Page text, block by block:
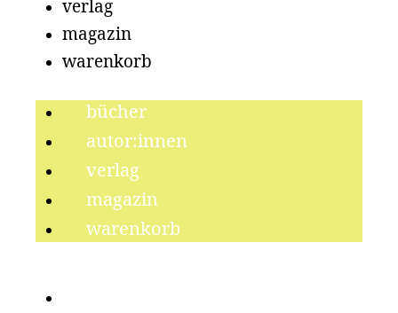
verlag
magazin
warenkorb
bücher
autor:innen
verlag
magazin
warenkorb